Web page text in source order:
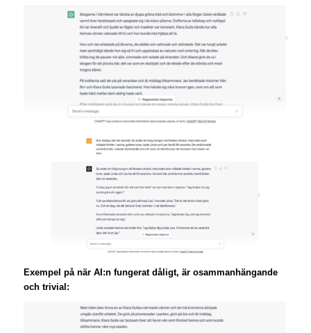
Exempel på när AI:n fungerat dåligt, är osammanhängande
och trivial: